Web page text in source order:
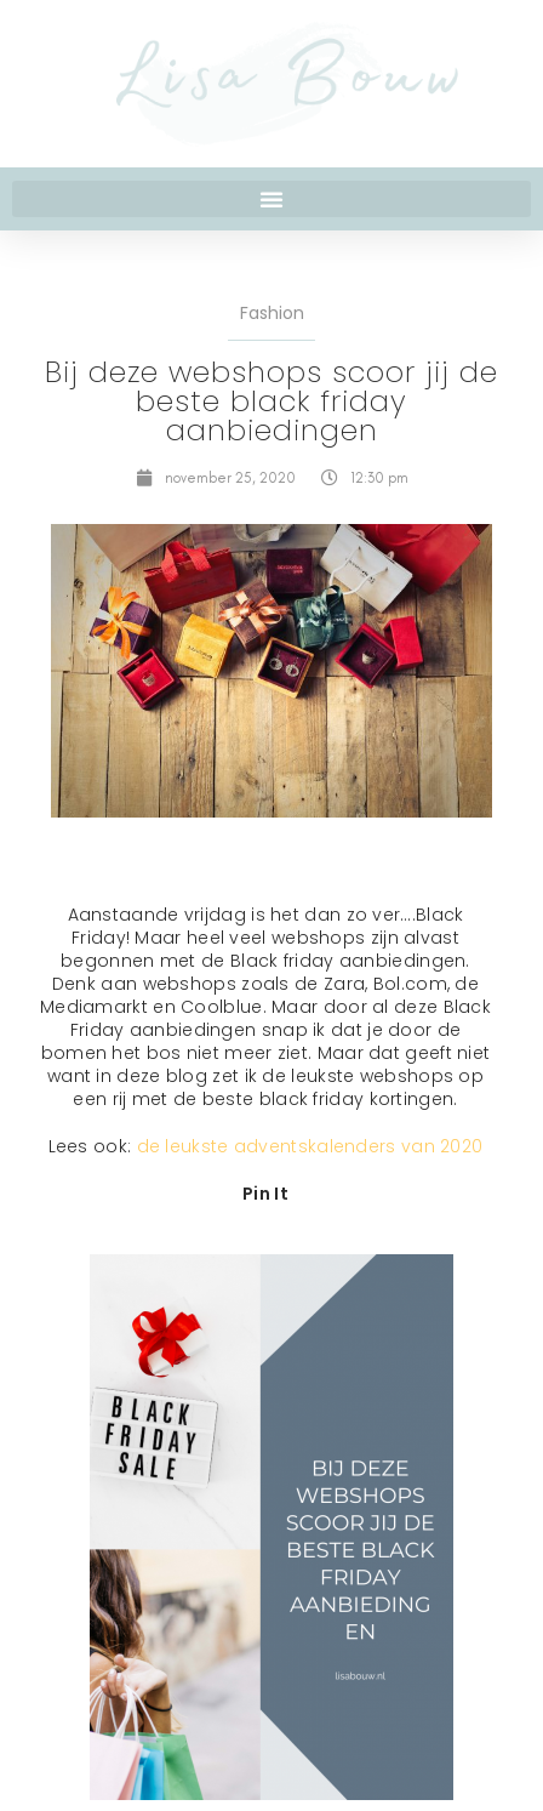
Fashion
Bij deze webshops scoor jij de
beste black friday
aanbiedingen
november 25, 2020 12:30 pm
Aanstaande vrijdag is het dan zo ver….Black
Friday! Maar heel veel webshops zijn alvast
begonnen met de Black friday aanbiedingen.
Denk aan webshops zoals de Zara, Bol.com, de
Mediamarkt en Coolblue. Maar door al deze Black
Friday aanbiedingen snap ik dat je door de
bomen het bos niet meer ziet. Maar dat geeft niet
want in deze blog zet ik de leukste webshops op
een rij met de beste black friday kortingen.
Lees ook: de leukste adventskalenders van 2020
Pin It